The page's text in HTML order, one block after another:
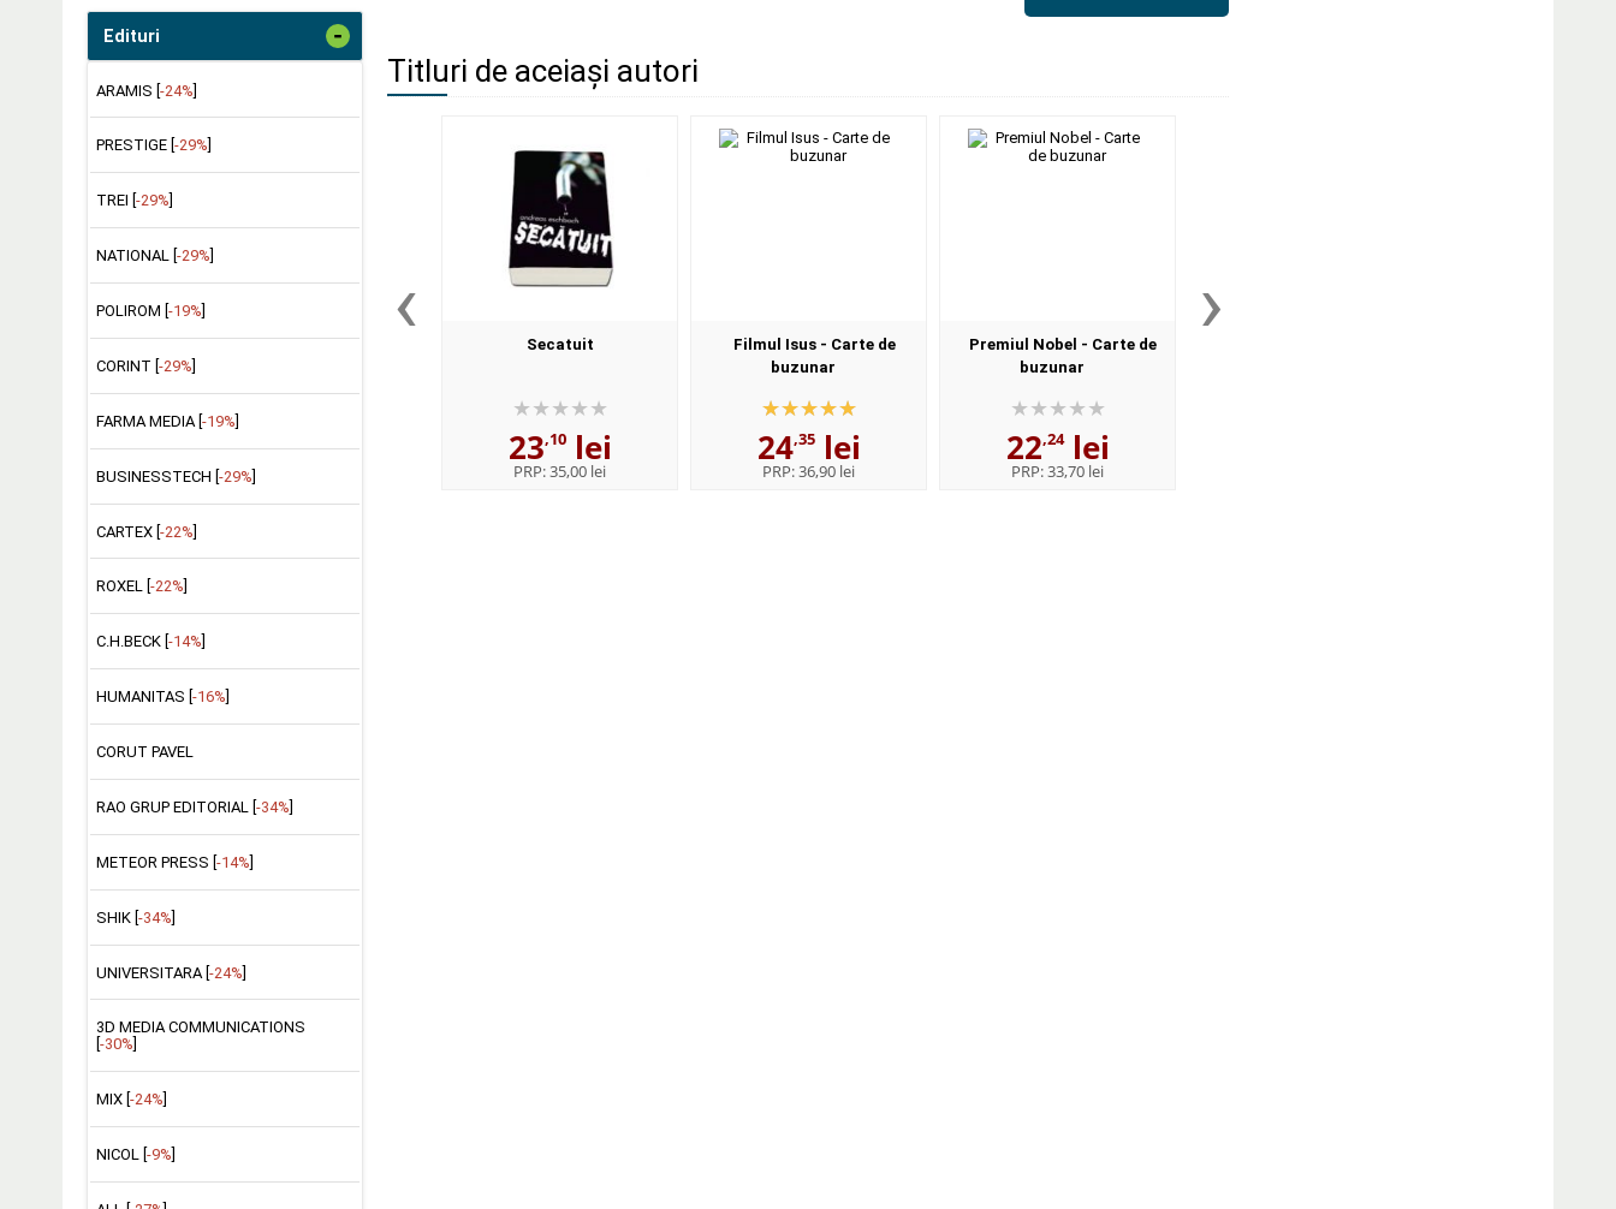
Edituri -
ARAMIS [-24%]
PRESTIGE [ -29%
TREI [ -29%
NATIONAL [ -29%
POLIROM [ -19%
CORINT [ -29%
FARMA MEDIA [ -19%
BUSINESSTECH [-29%]
CARTEX [-22%]
ROXEL [ -22%
C.H.BECK [ -14%
HUMANITAS [ -16%
CORUT PAVEL
RAO GRUP EDITORIAL [ -34%
METEOR PRESS [ -14%
SHIK [-34%]
UNIVERSITARA [-24%]
3D MEDIA COMMUNICATIONS
-30%
MIX [ -24%
NICOL [ -9%
Titluri de aceiași autori
‹ Secatuit
23,10lei
PRP:35,00 lei
Filmul Isus - Carte de
buzunar
24,35lei
PRP:36,90 lei
Premiul Nobel - Carte de
buzunar
22,24lei
PRP:33,70 lei
›